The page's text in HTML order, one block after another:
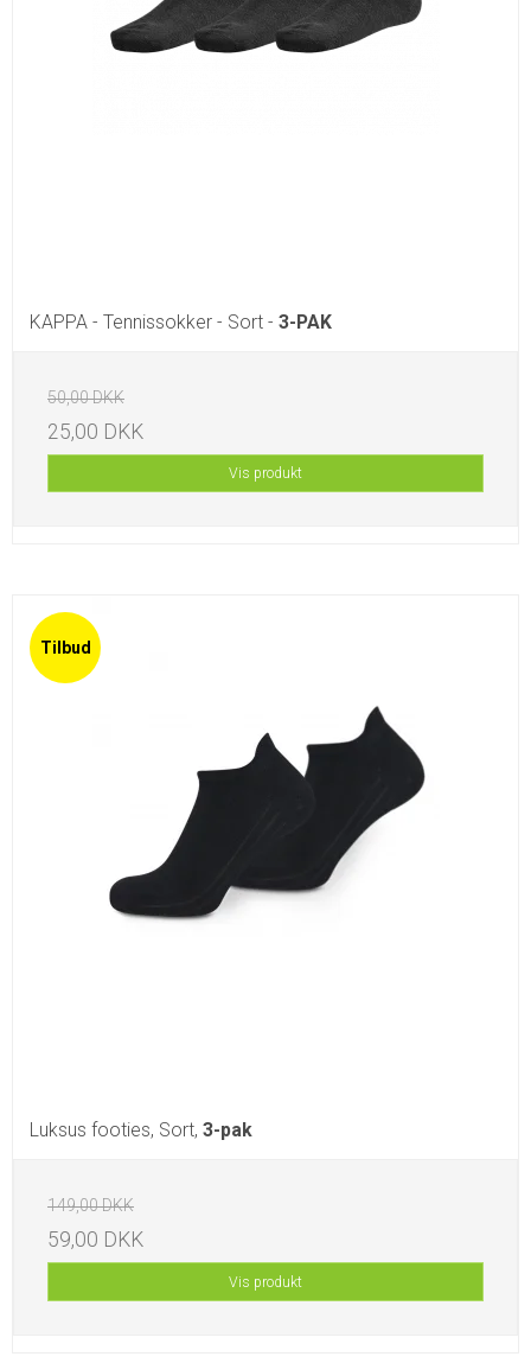
KAPPA - Tennissokker - Sort - 3-PAK
50,00 DKK
25,00 DKK
Vis produkt
Tilbud
Luksus footies, Sort, 3-pak
149,00 DKK
59,00 DKK
Vis produkt